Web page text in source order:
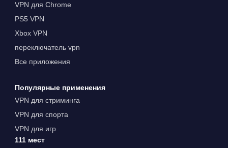
VPN для Chrome
PS5 VPN
Xbox VPN
переключатель vpn
Все приложения
Популярные применения
VPN для стриминга
VPN для спорта
VPN для игр
111 мест